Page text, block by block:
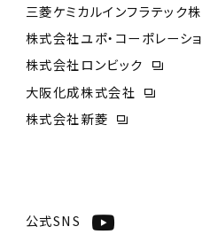
三菱ケミカルインフラテック
株式会社ユポ・コーポレーシ
株式会社ロンビック
大阪化成株式会社
株式会社新菱
公式SNS